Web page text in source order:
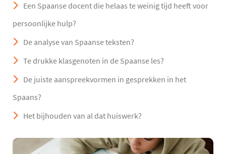
Een Spaanse docent die helaas te weinig tijd heeft voor
persoonlijke hulp?
De analyse van Spaanse teksten?
Te drukke klasgenoten in de Spaanse les?
De juiste aanspreekvormen in gesprekken in het
Spaans?
Het bijhouden van al dat huiswerk?